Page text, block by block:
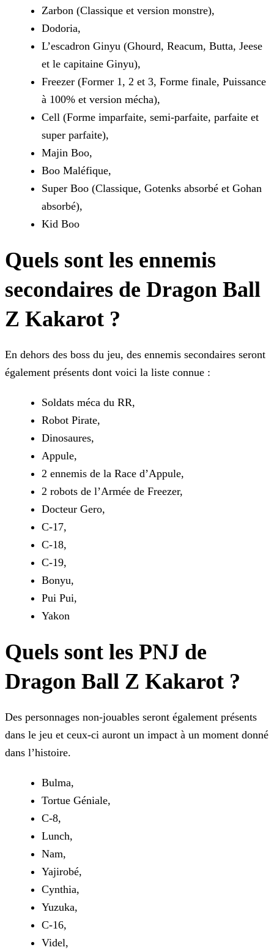
Zarbon (Classique et version monstre),
Dodoria,
L’escadron Ginyu (Ghourd, Reacum, Butta, Jeese
et le capitaine Ginyu),
Freezer (Former 1, 2 et 3, Forme finale, Puissance
à 100% et version mécha),
Cell (Forme imparfaite, semi-parfaite, parfaite et
super parfaite),
Majin Boo,
Boo Maléfique,
Super Boo (Classique, Gotenks absorbé et Gohan
absorbé),
Kid Boo
Quels sont les ennemis
secondaires de Dragon Ball
Z Kakarot ?
En dehors des boss du jeu, des ennemis secondaires seront
également présents dont voici la liste connue :
Soldats méca du RR,
Robot Pirate,
Dinosaures,
Appule,
2 ennemis de la Race d’Appule,
2 robots de l’Armée de Freezer,
Docteur Gero,
C-17,
C-18,
C-19,
Bonyu,
Pui Pui,
Yakon
Quels sont les PNJ de
Dragon Ball Z Kakarot ?
Des personnages non-jouables seront également présents
dans le jeu et ceux-ci auront un impact à un moment donné
dans l’histoire.
Bulma,
Tortue Géniale,
C-8,
Lunch,
Nam,
Yajirobé,
Cynthia,
Yuzuka,
C-16,
Videl,